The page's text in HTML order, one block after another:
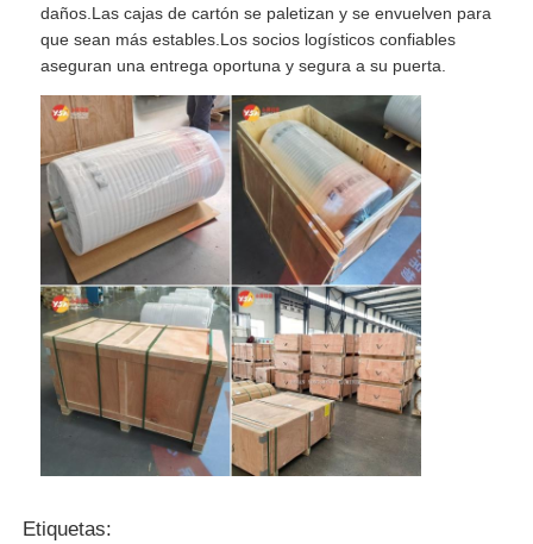
daños.Las cajas de cartón se paletizan y se envuelven para
que sean más estables.Los socios logísticos confiables
aseguran una entrega oportuna y segura a su puerta.
Etiquetas: